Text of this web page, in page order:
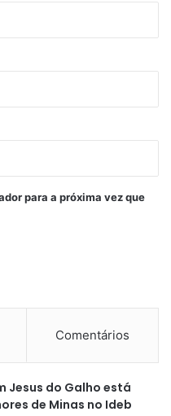
para a próxima vez que
Comentários
Jesus do Galho está
de Minas no Ideb